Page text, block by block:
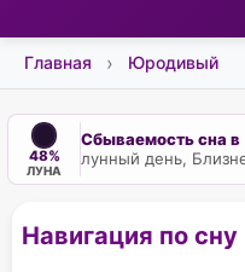
Главная Юродивый
48%
ЛУНА
Сбываемость сна в
лунный день,
Навигация по сну